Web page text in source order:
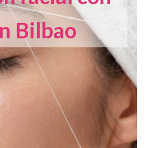
Bilbao